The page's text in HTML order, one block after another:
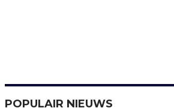
POPULAIR NIEUWS